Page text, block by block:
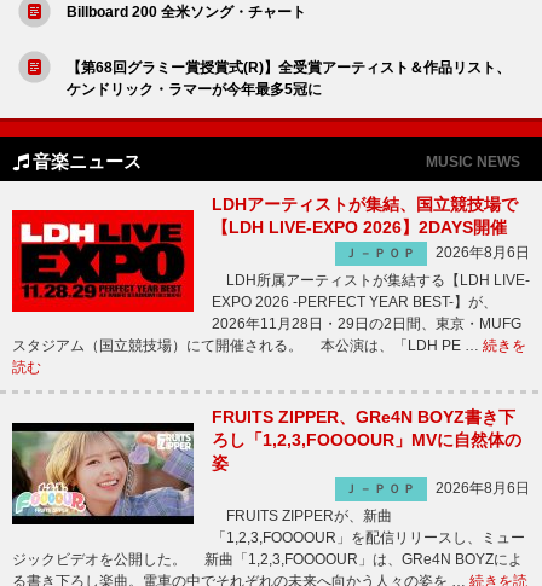
Billboard 200 全米ソング・チャート
【第68回グラミー賞授賞式(R)】全受賞アーティスト＆作品リスト、
ケンドリック・ラマーが今年最多5冠に
音楽ニュース MUSIC NEWS
LDHアーティストが集結、国立競技場で
【LDH LIVE-EXPO 2026】2DAYS開催
Ｊ－ＰＯＰ
2026年8月6日
LDH所属アーティストが集結する【LDH LIVE-
EXPO 2026 -PERFECT YEAR BEST-】が、
2026年11月28日・29日の2日間、東京・MUFG
スタジアム（国立競技場）にて開催される。 本公演は、「LDH PE … 続きを
読む
FRUITS ZIPPER、GRe4N BOYZ書き下
ろし「1,2,3,FOOOOUR」MVに自然体の
姿
Ｊ－ＰＯＰ
2026年8月6日
FRUITS ZIPPERが、新曲
「1,2,3,FOOOOUR」を配信リリースし、ミュー
ジックビデオを公開した。 新曲「1,2,3,FOOOOUR」は、GRe4N BOYZによ
る書き下ろし楽曲。電車の中でそれぞれの未来へ向かう人々の姿を … 続きを読